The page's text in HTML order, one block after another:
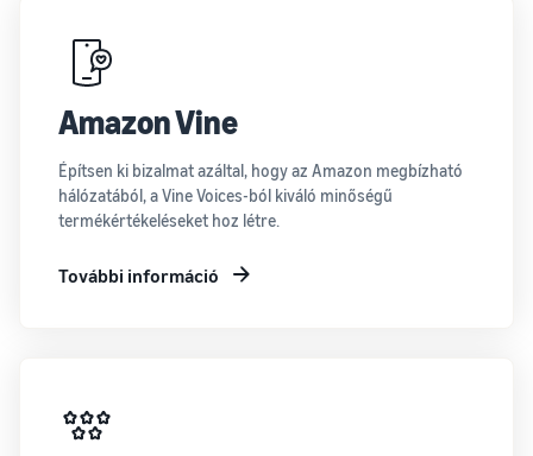
Amazon Vine
Építsen ki bizalmat azáltal, hogy az Amazon megbízható
hálózatából, a Vine Voices-ból kiváló minőségű
termékértékeléseket hoz létre.
További információ